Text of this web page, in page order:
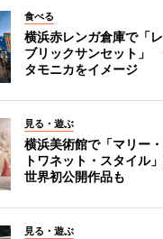
食べる
横浜赤レンガ倉庫で「
ブリックサンセット」
タモニカをイメージ
見る・遊ぶ
横浜美術館で「マリー
トワネット・スタイル
世界初公開作品も
見る・遊ぶ